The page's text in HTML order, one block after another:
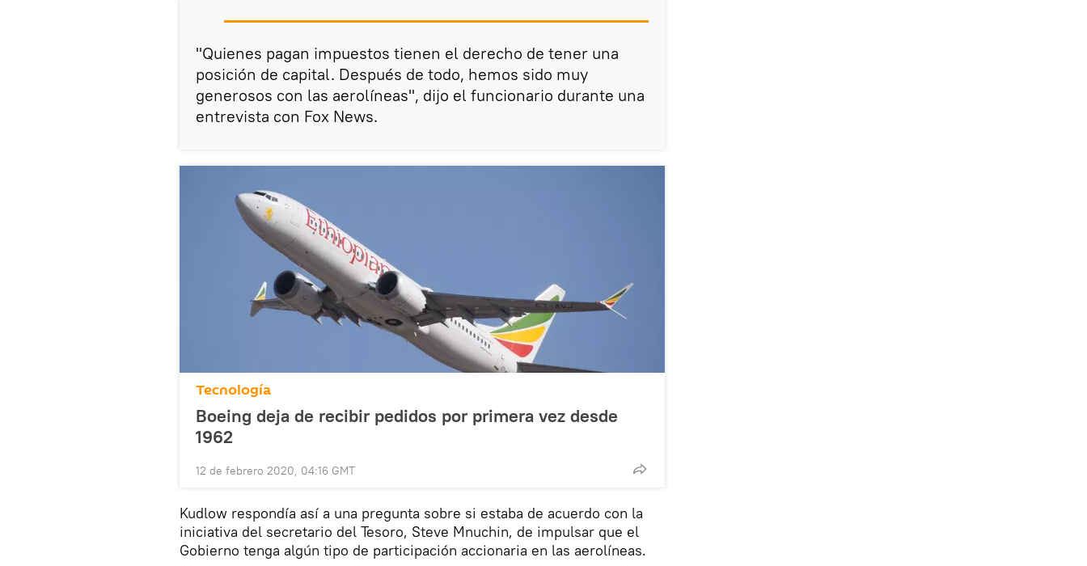
"Quienes pagan impuestos tienen el derecho de tener una
posición de capital. Después de todo, hemos sido muy
generosos con las aerolíneas", dijo el funcionario durante una
entrevista con Fox News.
Tecnología
Boeing deja de recibir pedidos por primera vez desde
1962
12 de febrero 2020, 04:16 GMT
Kudlow respondía así a una pregunta sobre si estaba de acuerdo con la
iniciativa del secretario del Tesoro, Steve Mnuchin, de impulsar que el
Gobierno tenga algún tipo de participación accionaria en las aerolíneas.